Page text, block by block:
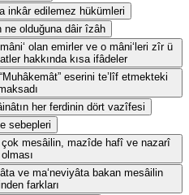
inkâr edilemez hükümleri
olduğuna dâir îzâh
olan emirler ve o mâni‘leri zîr ü
hakkında kısa ifâdeler
eserini te’lîf etmekteki
her ferdinin dört vazîfesi
sebepleri
mesâilin, mazîde hafî ve nazarî
olması
ve ma‘neviyâta bakan mesâilin
farkları